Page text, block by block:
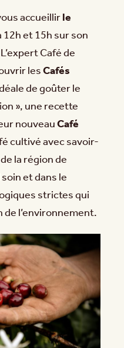
accueillirle
12h et 15h sur son
Café de
lesCafés
de goûter le
», une recette
nouveauCafé
cultivé avec savoir-
la région de
et dans le
strictes qui
l’environnement.